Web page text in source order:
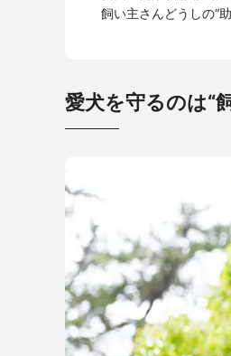
飼い主さんどうしの“
愛犬を守るのは“